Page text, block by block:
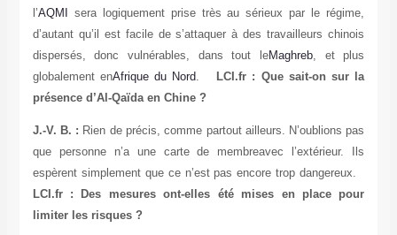
l’AQMI
sera logiquement prise très au sérieux par le régime,
d’autant qu’il est facile de s’attaquer à des travailleurs chinois
dispersés, donc vulnérables, dans tout leMaghreb, et plus
globalement enAfrique du Nord.
LCI.fr : Que sait-on sur la
présence d’Al-Qaïda en Chine ?
J.-V. B. : Rien de précis, comme partout ailleurs. N’oublions pas
que personne n’a une carte de membreavec l’extérieur. Ils
espèrent simplement que ce n’est pas encore trop dangereux.
LCI.fr : Des mesures ont-elles été mises en place pour
limiter les risques ?